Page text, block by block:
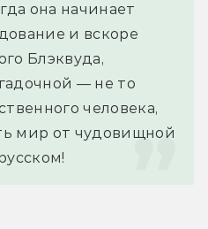
она начинает
и вскоре
Блэквуда,
— не то
человека,
мир от чудовищной